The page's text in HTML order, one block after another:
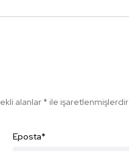
alanlar * ile işaretlenmişlerdir
Eposta*